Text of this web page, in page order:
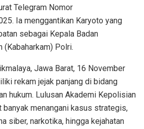
Telegram Nomor
Ia menggantikan Karyoto yang
sebagai Kepala Badan
(Kabaharkam) Polri.
Jawa Barat, 16 November
rekam jejak panjang di bidang
hukum. Lulusan Akademi Kepolisian
menangani kasus strategis,
siber, narkotika, hingga kejahatan